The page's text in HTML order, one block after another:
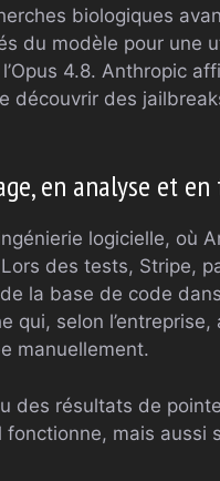
biologiques
du modèle pour une
4.8. Anthropic
découvrir des
en analyse et
logicielle, où
des tests, Stripe,
la base de code
qui, selon
manuellement.
résultats de
mais aussi